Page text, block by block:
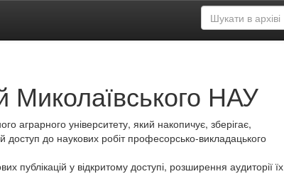
Миколаївського НАУ
аграрного університету, який накопичує, зберігає,
доступ до наукових робіт професорсько-викладацького
публікацій у відкритому доступі, розширення аудиторії їх